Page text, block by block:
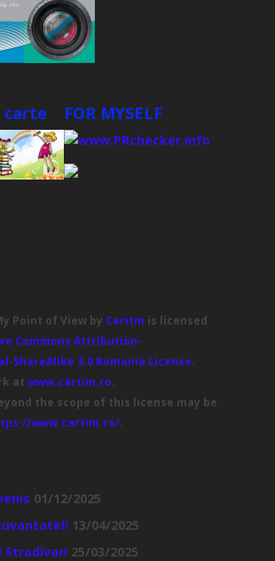
carte FOR MYSELF
Point of Viewby Caritm is licensed
Commons Attribution-
ShareAlike 3.0 Romania License.
at www.cartim.ro.
the scope of this license may be
www.cartim.ro/.
01/12/2025
13/04/2025
Stradivari 25/03/2025